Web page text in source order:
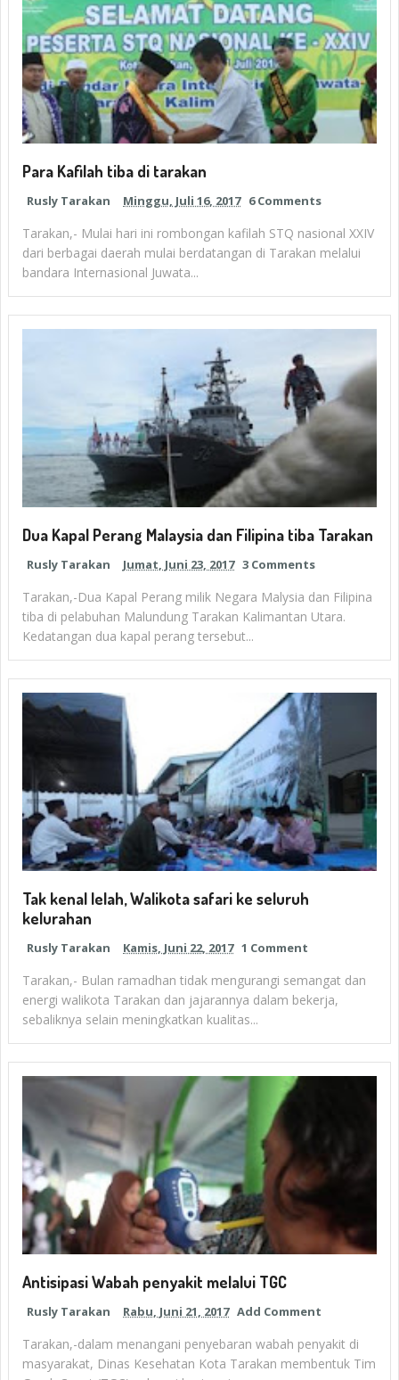
Para Kafilah tiba di tarakan
Rusly Tarakan Minggu, Juli 16, 2017 6 Comments
Tarakan,- Mulai hari ini rombongan kafilah STQ nasional XXIV
dari berbagai daerah mulai berdatangan di Tarakan melalui
bandara Internasional Juwata...
Dua Kapal Perang Malaysia dan Filipina tiba Tarakan
Rusly Tarakan Jumat, Juni 23, 2017 3 Comments
Tarakan,-Dua Kapal Perang milik Negara Malysia dan Filipina
tiba di pelabuhan Malundung Tarakan Kalimantan Utara.
Kedatangan dua kapal perang tersebut...
Tak kenal lelah, Walikota safari ke seluruh
kelurahan
Rusly Tarakan Kamis, Juni 22, 2017 1 Comment
Tarakan,- Bulan ramadhan tidak mengurangi semangat dan
energi walikota Tarakan dan jajarannya dalam bekerja,
sebaliknya selain meningkatkan kualitas...
Antisipasi Wabah penyakit melalui TGC
Rusly Tarakan Rabu, Juni 21, 2017 Add Comment
Tarakan,-dalam menangani penyebaran wabah penyakit di
masyarakat, Dinas Kesehatan Kota Tarakan membentuk Tim